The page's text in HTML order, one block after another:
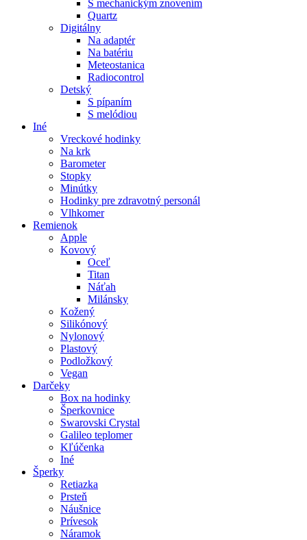
S mechanickým znovením
Quartz
Digitálny
Na adaptér
Na batériu
Meteostanica
Radiocontrol
Detský
S pípaním
S melódiou
Iné
Vreckové hodinky
Na krk
Barometer
Stopky
Minútky
Hodinky pre zdravotný personál
Vlhkomer
Remienok
Apple
Kovový
Oceľ
Titan
Náťah
Milánsky
Kožený
Silikónový
Nylonový
Plastový
Podložkový
Vegan
Darčeky
Box na hodinky
Šperkovnice
Swarovski Crystal
Galileo teplomer
Kľúčenka
Iné
Šperky
Retiazka
Prsteň
Náušnice
Prívesok
Náramok